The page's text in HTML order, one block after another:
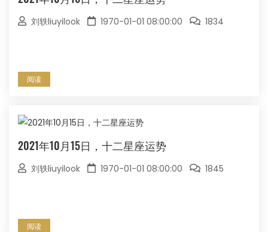
刘轶liuyilook 1970-01-01 08:00:00 1834
阅读
2021年10月15日，十二星座运势
刘轶liuyilook 1970-01-01 08:00:00 1845
阅读